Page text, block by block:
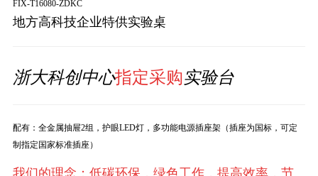
FIX-T16080-ZDKC
地方高科技企业特供实验桌
浙大科创中心指定采购实验台
配有： 全金属抽屉2组 ，护眼LED灯，多功能电源插座架（插座为国标，可定
制指定国家标准插座）
我们的理念：低碳环保，绿色工作，提高效率，节